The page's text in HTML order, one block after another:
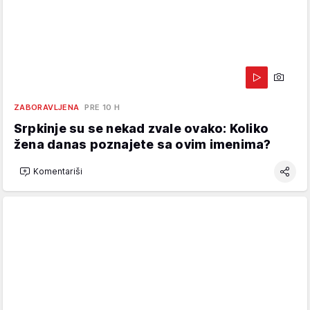
ZABORAVLJENA PRE 10 H
Srpkinje su se nekad zvale ovako: Koliko
žena danas poznajete sa ovim imenima?
Komentariši